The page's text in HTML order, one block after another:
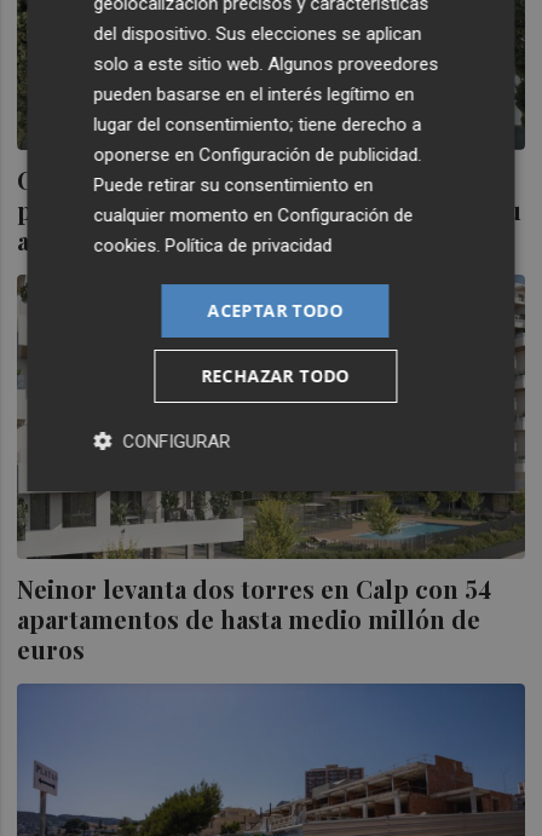
Condenado un técnico municipal de Calp
por exhumar un cadáver para enterrar a su
abuela
Neinor levanta dos torres en Calp con 54
apartamentos de hasta medio millón de
euros
del dispositivo. Sus elecciones se aplican
solo a este sitio web. Algunos proveedores
pueden basarse en el interés legítimo en
lugar del consentimiento; tiene derecho a
oponerse enConfiguración de publicidad.
Puede retirar su consentimiento en
cualquier momento enConfiguración de
cookies.Política de privacidad
ACEPTAR TODO
RECHAZAR TODO
CONFIGURAR